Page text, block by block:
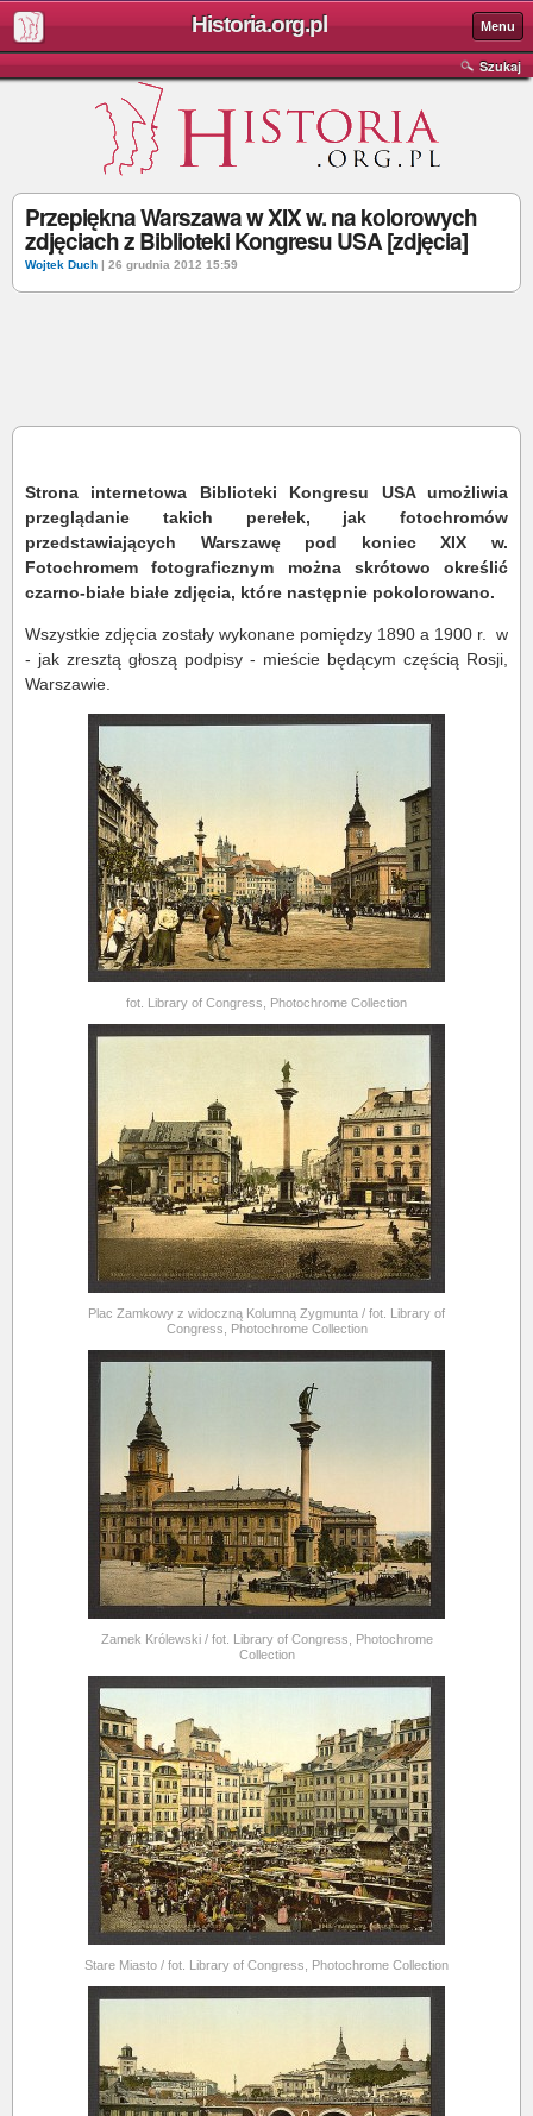
Historia.org.pl Menu
Szukaj
Przepiękna Warszawa w XIX w. na kolorowych
zdjęciach z Biblioteki Kongresu USA [zdjęcia]
Wojtek Duch | 26 grudnia 2012 15:59
Strona internetowa Biblioteki Kongresu USA umożliwia
przeglądanie takich perełek, jak fotochromów
przedstawiających Warszawę pod koniec XIX w.
Fotochromem fotograficznym można skrótowo określić
czarno-białe białe zdjęcia, które następnie pokolorowano.
Wszystkie zdjęcia zostały wykonane pomiędzy 1890 a 1900 r. w
- jak zresztą głoszą podpisy - mieście będącym częścią Rosji,
Warszawie.
fot. Library of Congress, Photochrome Collection
Plac Zamkowy z widoczną Kolumną Zygmunta / fot. Library of
Congress, Photochrome Collection
Zamek Królewski / fot. Library of Congress, Photochrome
Collection
Stare Miasto / fot. Library of Congress, Photochrome Collection